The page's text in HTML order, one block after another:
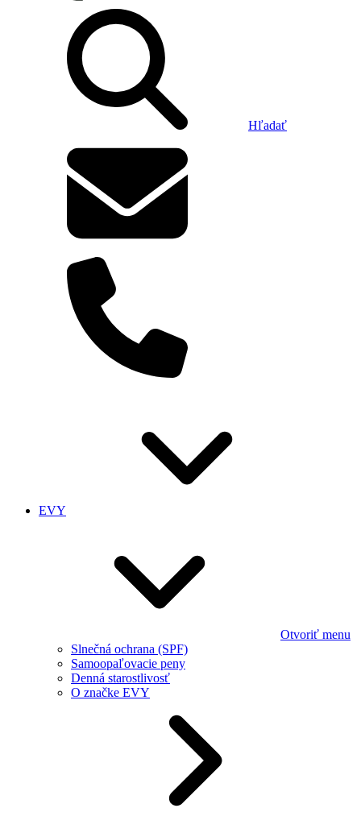
Hľadať
EVY
Otvoriť menu
Slnečná ochrana (SPF)
Samoopaľovacie peny
Denná starostlivosť
O značke EVY